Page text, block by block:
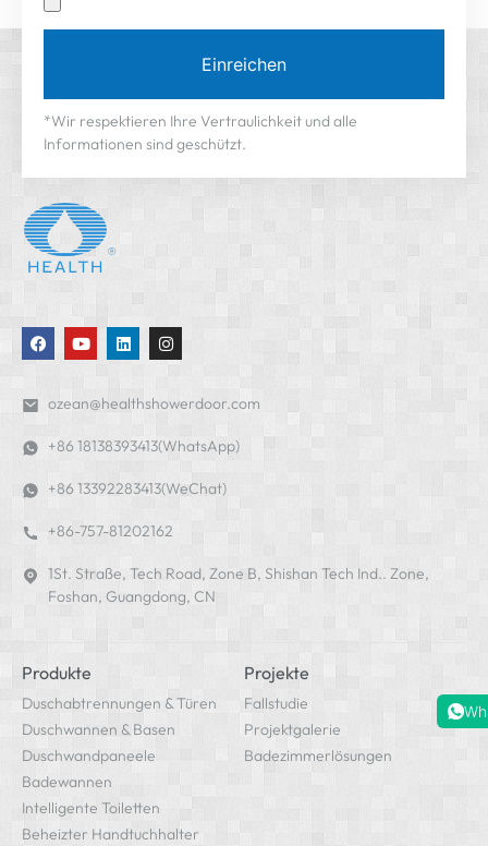
Einreichen
*Wir respektieren Ihre Vertraulichkeit und alle
Informationen sind geschützt.
ozean@healthshowerdoor.com
+86 18138393413(WhatsApp)
+86 13392283413(WeChat)
+86-757-81202162
1St. Straße, Tech Road, Zone B, Shishan Tech Ind.. Zone,
Foshan, Guangdong, CN
Produkte
Duschabtrennungen & Türen
Duschwannen & Basen
Duschwandpaneele
Badewannen
Intelligente Toiletten
Beheizter Handtuchhalter
Projekte
Fallstudie
Projektgalerie
Badezimmerlösungen